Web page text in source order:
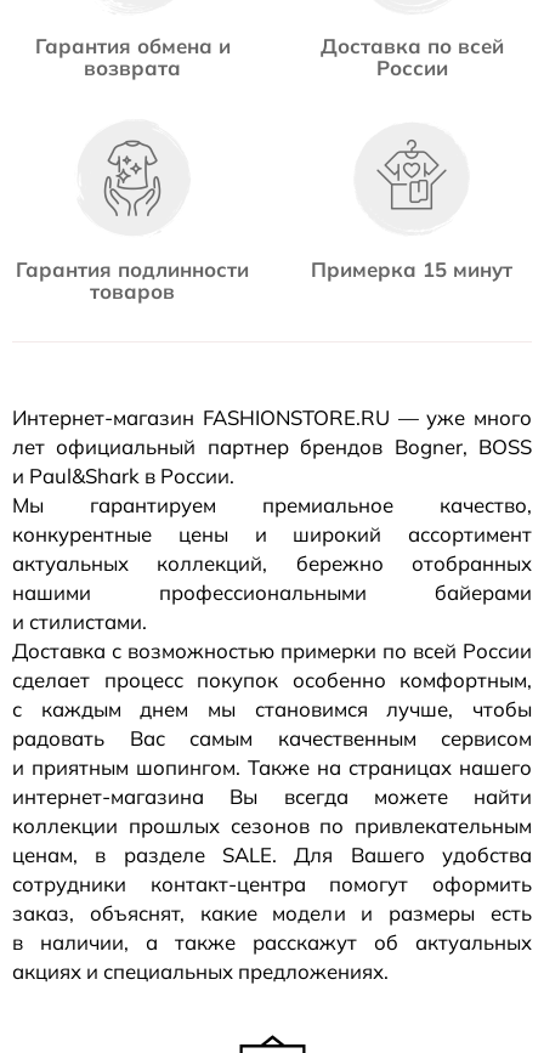
Гарантия обмена и
возврата
Доставка по всей
России
Гарантия подлинности
товаров
Примерка 15 минут
Интернет-магазин FASHIONSTORE.RU — уже много
лет официальный партнер брендов Bogner, BOSS
и Paul&Shark в России.
Мы гарантируем премиальное качество,
конкурентные цены и широкий ассортимент
актуальных коллекций, бережно отобранных
нашими профессиональными байерами
и стилистами.
Доставка с возможностью примерки по всей России
сделает процесс покупок особенно комфортным,
с каждым днем мы становимся лучше, чтобы
радовать Вас самым качественным сервисом
и приятным шопингом. Также на страницах нашего
интернет-магазина Вы всегда можете найти
коллекции прошлых сезонов по привлекательным
ценам, в разделе SALE. Для Вашего удобства
сотрудники контакт-центра помогут оформить
заказ, объяснят, какие модели и размеры есть
в наличии, а также расскажут об актуальных
акциях и специальных предложениях.